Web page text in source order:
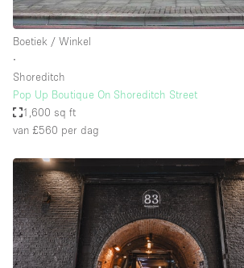
Boetiek / Winkel
∙
Shoreditch
Pop Up Boutique On Shoreditch Street
1,600 sq ft
van £560 per dag